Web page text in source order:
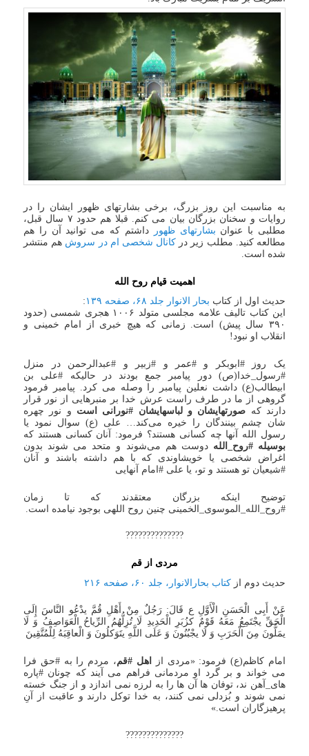
به مناسبت این روز بزرگ، برخی بشارتهای ظهور ایشان را در
روایات و سخنان بزرگان بیان می کنم. قبلا هم حدود ۷ سال قبل،
مطلبی با عنوان بشارتهای ظهور
داشتم که می توانید آن را هم
مطالعه کنید. مطلب زیر در کانال شخصی ام در سروش هم منتشر
شده است.
اهمیت قیام روح الله
حدیث اول از کتاب بحار الانوار جلد ۶۸، صفحه ۱۳۹
:
این کتاب تالیف علامه مجلسی متولد ۱۰۰۶ هجری شمسی (حدود
۳۹۰ سال پیش) است. زمانی که هیچ خبری از امام خمینی و
انقلاب او نبود!
یک روز #ابوبکر و #عمر و #زبیر و #عبدالرحمن در منزل
#رسول_خدا(ص) دور پیامبر جمع بودند در حالیکه #علی بن
ابیطالب(ع) داشت نعلین پیامبر را وصله می کرد. پیامبر فرمود
گروهی از ما در طرف راست عرش خدا بر منبرهایی از نور قرار
دارند که صورتهایشان و لباسهایشان #نورانی است و نور چهره
شان چشم بینندگان را خیره می‌کند… علی (ع) سوال نمود یا
رسول الله آنها چه کسانی هستند؟ فرمود: آنان کسانی هستند که
بوسیله #روح_الله دوست هم می‌شوند و متحد می شوند بدون
اغراض شخصی یا خویشاوندی که با هم داشته باشند و آنان
#شیعیان تو هستند و تو، یا علی #امام آنهایی
توضیح اینکه بزرگان معتقدند که تا زمان
#روح_الله_الموسوی_الخمینی چنین روح اللهی بوجود نیامده است.
??????????????
مردی از قم
حدیث دوم ازکتاب بحارالانوار، جلد ۶۰، صفحه ۲۱۶
عَنْ أَبِی الْحَسَنِ الْأَوَّلِ ع قَالَ: رَجُلٌ مِنْ أَهْلِ قُمَّ یدْعُو النَّاسَ إِلَی
الْحَقِّ یجْتَمِعُ مَعَهُ قَوْمٌ کزُبَرِ الْحَدِیدِ لَا تُزِلُّهُمُ الرِّیاحُ الْعَوَاصِفُ وَ لَا
یمَلُّونَ مِنَ الْحَرَبِ وَ لَا یجْبُنُونَ وَ عَلَی اللَّهِ یتَوَکلُونَ وَ الْعاقِبَهُ لِلْمُتَّقِینَ
امام کاظم(ع) فرمود: «مردی از اهل #قم، مردم را به #حق فرا
می خواند و بر گرد او مردمانی فراهم می آیند که چونان #پاره
های_آهن ند، توفان ها آن ها را به لرزه نمی اندازد و از جنگ خسته
نمی شوند و بُزدلی نمی کنند، به خدا توکل دارند و عاقبت از آنِ
پرهیزگاران است.»
??????????????